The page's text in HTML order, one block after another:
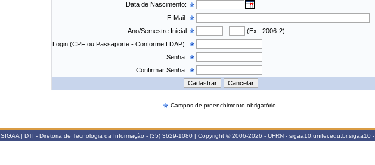
Data de Nascimento:
E-Mail:
Ano/Semestre Inicial
-
(Ex.: 2006-2)
Login (CPF ou Passaporte - Conforme LDAP):
Senha:
Confirmar Senha:
Campos de preenchimento obrigatório.
SIGAA | DTI - Diretoria de Tecnologia da Informação - (35) 3629-1080 | Copyright © 2006-2026 - UFRN - sigaa10.unifei.edu.br.sigaa10 -